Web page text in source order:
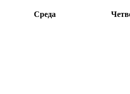
Среда